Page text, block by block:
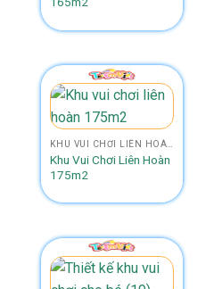
Khu Vui Chơi Liên Hoàn
175m2